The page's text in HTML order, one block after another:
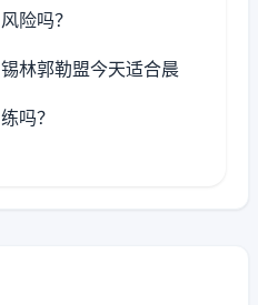
风险吗？
锡林郭勒盟今天适合晨
练吗？